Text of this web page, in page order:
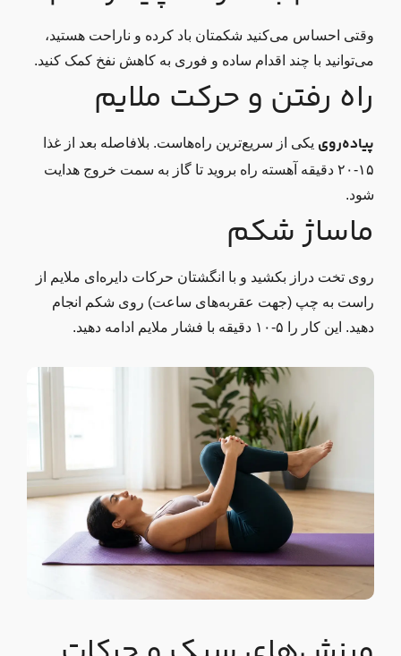
وقتی احساس می‌کنید شکمتان باد کرده و ناراحت هستید،
می‌توانید با چند اقدام ساده و فوری به کاهش نفخ کمک کنید.
راه رفتن و حرکت ملایم
پیاده‌روییکی از سریع‌ترین راه‌هاست. بلافاصله بعد از غذا
۱۵-۲۰ دقیقه آهسته راه بروید تا گاز به سمت خروج هدایت
شود.
ماساژ شکم
روی تخت دراز بکشید و با انگشتان حرکات دایره‌ای ملایم از
راست به چپ (جهت عقربه‌های ساعت) روی شکم انجام
دهید. این کار را ۵-۱۰ دقیقه با فشار ملایم ادامه دهید.